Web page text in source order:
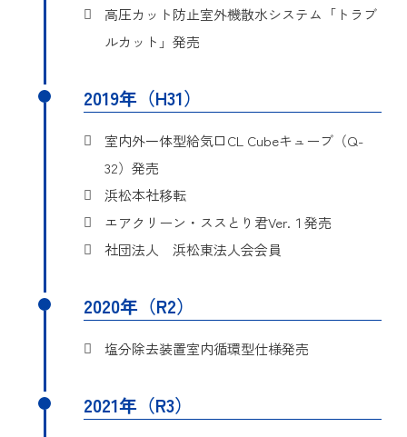
果を利用して、集塵機能を
充分に発揮することができ
詳細
実用新案登録第3222436号
考案の名称 ロストル
調理器及び当該調理器の外
縁に設けたロストルに関す
る。
高圧カット防止室外機散水システム「トラブ
ルカット」発売
2019年（H31）
室内外一体型給気口CL Cubeキューブ（Q-
32）発売
浜松本社移転
エアクリーン・ススとり君Ver.１発売
社団法人 浜松東法人会会員
2020年（R2）
塩分除去装置室内循環型仕様発売
2021年（R3）